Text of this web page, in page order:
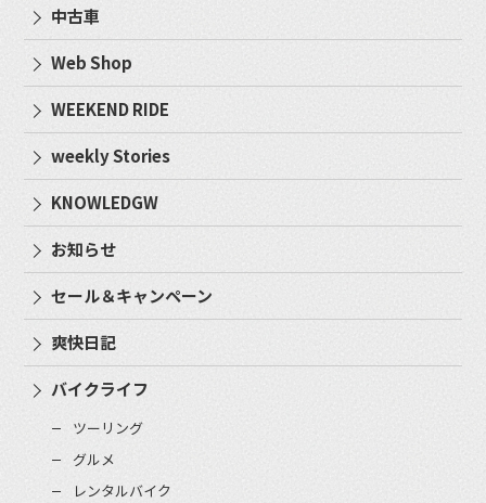
中古車
Web Shop
WEEKEND RIDE
weekly Stories
KNOWLEDGW
お知らせ
セール＆キャンペーン
爽快日記
バイクライフ
ツーリング
グルメ
レンタルバイク